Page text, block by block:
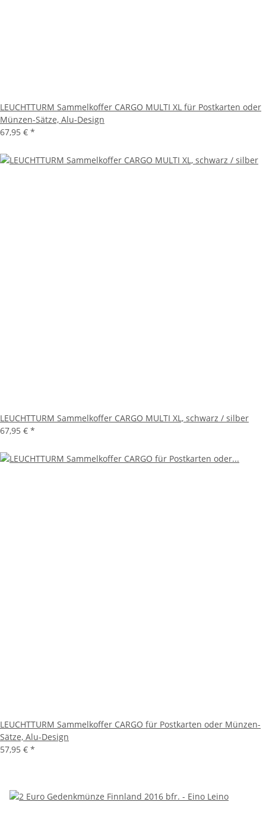
LEUCHTTURM Sammelkoffer CARGO MULTI XL für Postkarten oder
Münzen-Sätze, Alu-Design
67,95 € *
LEUCHTTURM Sammelkoffer CARGO MULTI XL, schwarz / silber
67,95 € *
LEUCHTTURM Sammelkoffer CARGO für Postkarten oder Münzen-
Sätze, Alu-Design
57,95 € *